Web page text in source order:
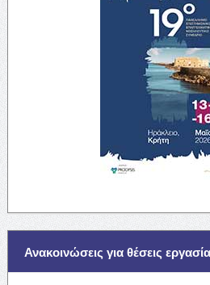
Ανακοινώσεις για θέσεις